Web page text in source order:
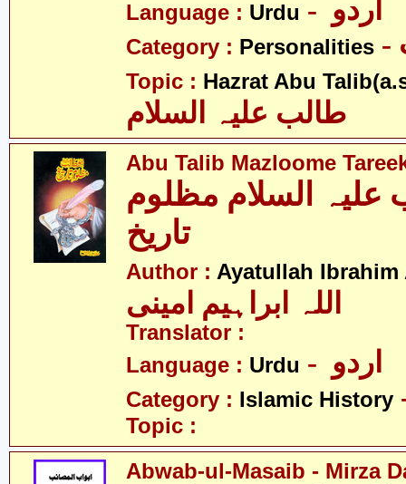
Language : Urdu
Category : Personalities
Topic : Hazrat Abu
طالب علیہ السلام
Abu Talib Mazloome
علیہ السلام مظلوم
تاریخ
Author : Ayatullah Ibrahim
اللہ ابراہیم امینی
Translator :
Language : Urdu
Category : Islamic History
Topic :
Abwab-ul-Masaib - Mirza